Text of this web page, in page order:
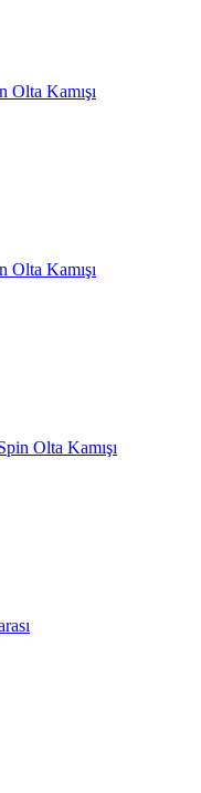
Kamışı
Kamışı
Olta Kamışı